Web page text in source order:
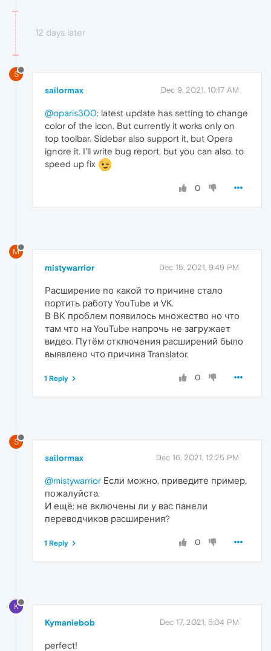
12 days later
S
sailormax Dec 9, 2021, 10:17 AM
@oparis300: latest update has setting to change
color of the icon. But currently it works only on
top toolbar. Sidebar also support it, but Opera
ignore it. I'll write bug report, but you can also, to
speed up fix
0
M
mistywarrior Dec 15, 2021, 9:49 PM
Расширение по какой то причине стало
портить работу YouTube и VK.
В ВК проблем появилось множество но что
там что на YouTube напрочь не загружает
видео. Путём отключения расширений было
выявлено что причина Translator.
0
1 Reply
S
sailormax Dec 16, 2021, 12:25 PM
@mistywarrior Если можно, приведите пример,
пожалуйста.
И ещё: не включены ли у вас панели
переводчиков расширения?
0
1 Reply
K
Kymaniebob Dec 17, 2021, 5:04 PM
perfect!